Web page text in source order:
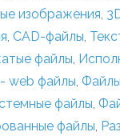
изображения,
, CAD-файлы,
файлы,
web файлы,
файлы,
файлы,